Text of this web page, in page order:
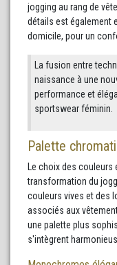
jogging au rang de
détails est également
domicile, pour un
La fusion entre
naissance à une
performance et
sportswear féminin.
Palette
Le choix des
transformation du
couleurs vives et des
associés aux
une palette plus
s'intègrent